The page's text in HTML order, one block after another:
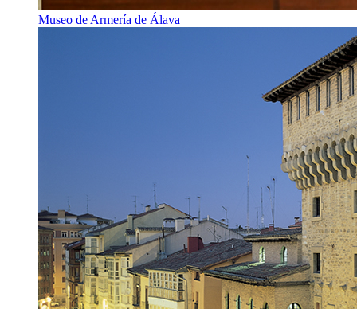
Museo de Armería de Álava